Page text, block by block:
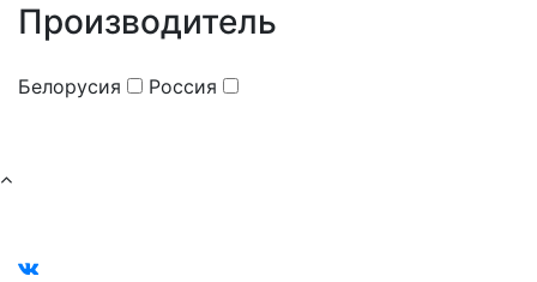
Производитель
Белорусия Россия